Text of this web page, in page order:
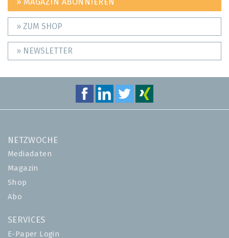
» MAGAZIN ABONNIEREN
» ZUM SHOP
» NEWSLETTER
NETZWOCHE
Mediadaten
Magazin
Shop
Abo
SERVICES
E-Paper Login